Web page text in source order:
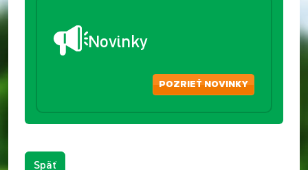
Novinky
POZRIEŤ NOVINKY
Späť